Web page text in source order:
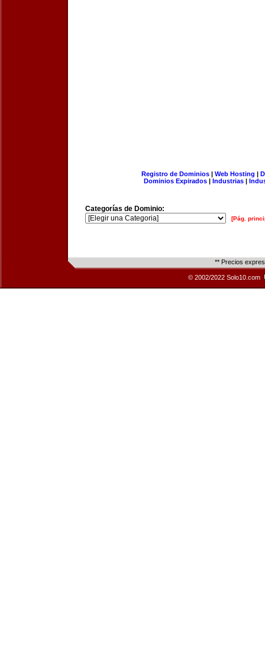
Registro de Dominios| Web Hosting |
Dominios Expirados | Industrias |
Categorías de Dominio:
[Pág.
** Precios
© 2002/2022 Solo10.com